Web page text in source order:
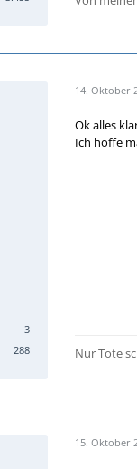
3
288
14. Oktober
Ok alles
Ich hoffe
Nur Tote
15. Oktober